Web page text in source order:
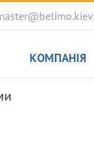
КОМПАНІЯ